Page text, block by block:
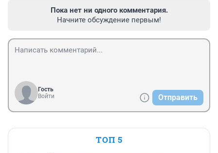
Пока нет ни одного комментария.
Начните обсуждение первым!
Гость
Войти
Отправить
ТОП 5